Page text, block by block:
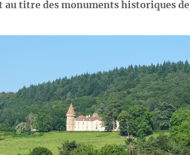
au titre des monuments historiques